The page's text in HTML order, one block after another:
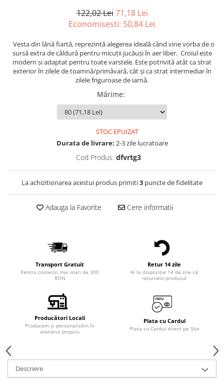
122,02 Lei 71,18 Lei
Economisesti: 50,84 Lei
Vesta din lână fiartă, reprezintă alegerea ideală când vine vorba de o
sursă extra de căldură pentru micuții jucăuși în aer liber. Croiul este
modern și adaptat pentru toate varstele. Este potrivită atât ca strat
exterior în zilele de toamnă/primăvară, cât și ca strat intermediar în
zilele friguroase de iarnă.
Mărime:
STOC EPUIZAT
Durata de livrare: 2-3 zile lucratoare
Cod Produs: dfvrtg3
La achizitionarea acestui produs primiti3 puncte de fidelitate
Adauga la Favorite Cere informatii
Transport Gratuit
Pentru comenzi mai mari de 300
RON
Retur 14 zile
Ai la dispoziție 14 de zile să
returnezi produsul
Producători Locali
Producem și personalizăm în
atelierul propriu
Plata cu Cardul
Plata cu Cardul direct pe Site
Descriere